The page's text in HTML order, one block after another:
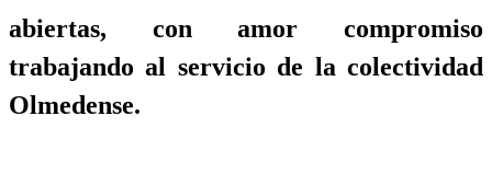
abiertas, con amor compromiso
trabajando al servicio de la colectividad
Olmedense.